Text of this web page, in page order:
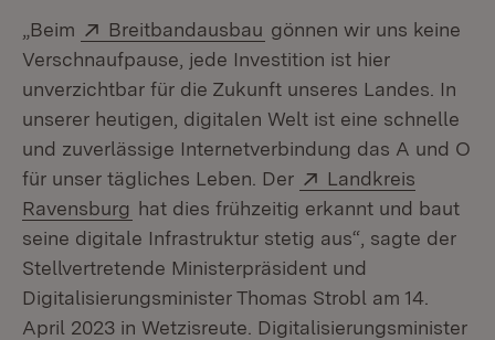
„Beim Extern:
Breitbandausbau (Öffnet in neuem Fenster)
gönnen wir uns keine
Verschnaufpause, jede Investition ist hier
unverzichtbar für die Zukunft unseres Landes. In
unserer heutigen, digitalen Welt ist eine schnelle
und zuverlässige Internetverbindung das A und O
für unser tägliches Leben. Der
Extern:
Landkreis
Ravensburg (Öffnet in neuem Fenster)
hat dies frühzeitig erkannt und baut
seine digitale Infrastruktur stetig aus“, sagte der
Stellvertretende Ministerpräsident und
Digitalisierungsminister Thomas Strobl am 14.
April 2023 in Wetzisreute. Digitalisierungsminister